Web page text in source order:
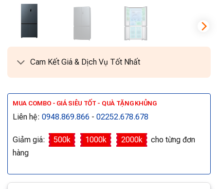
Cam Kết Giá & Dịch Vụ Tốt Nhất
MUA COMBO - GIÁ SIÊU TỐT - QUÀ TẶNG KHỦNG
Liên hệ: 0948.869.866 - 02252.678.678
Giảm giá: 500k 1000k 2000k
cho từng đơn
hàng